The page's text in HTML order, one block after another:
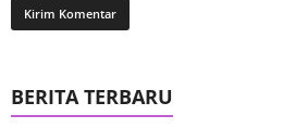
BERITA TERBARU